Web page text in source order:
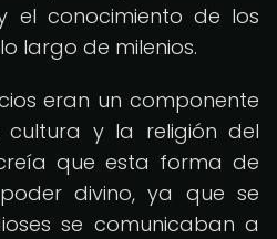
el conocimiento de los
largo de milenios.
eran un componente
y la religión del
que esta forma de
divino, ya que se
se comunicaban a